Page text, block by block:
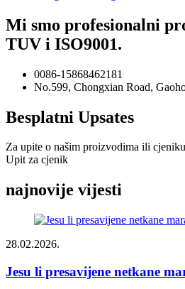
Mi smo profesionalni
TUV i ISO9001.
0086-15868462181
No.599, Chongxian Road,
Besplatni Upsates
Za upite o našim proizvodima ili
Upit za cjenik
najnovije vijesti
28.02.2026.
Jesu li presavijene netkane